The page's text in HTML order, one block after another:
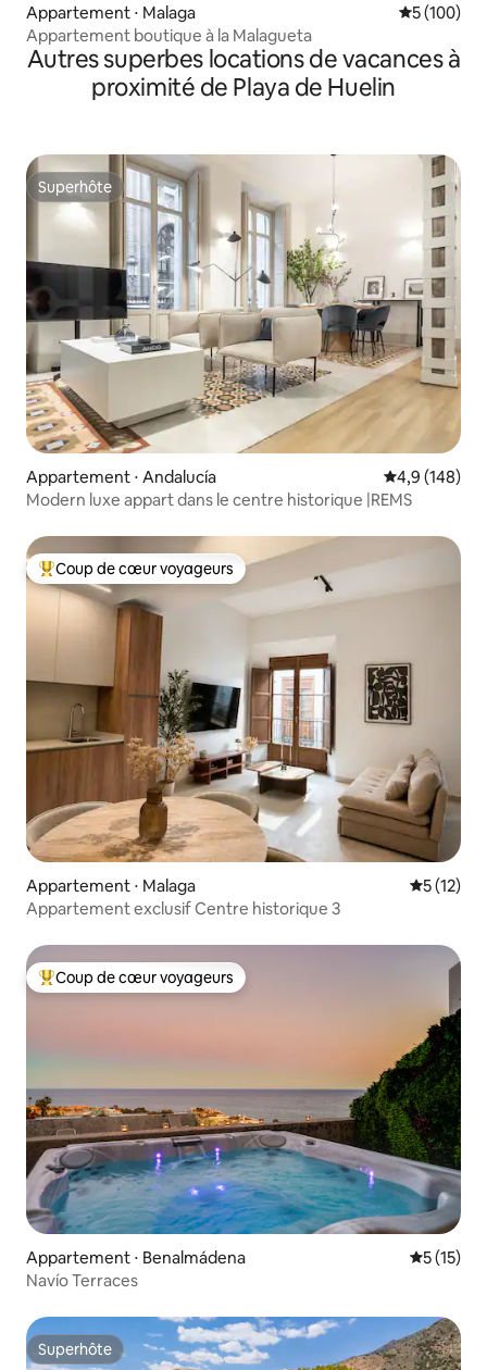
Appartement ⋅ Malaga Évaluation
5 (100)
Appartement boutique à la Malagueta
Autres superbes locations de vacances à
proximité de Playa de Huelin
Superhôte
Superhôte
Appartement ⋅ Andalucía Évaluation
4,9 (148)
Modern luxe appart dans le centre historique |REMS
Coups de cœur voyageurs les plus appréciés
Coup de cœur voyageurs
Appartement ⋅ Malaga
5 (12)
Appartement exclusif Centre historique 3
Coups de cœur voyageurs les plus appréciés
Coup de cœur voyageurs
Appartement ⋅ Benalmádena
5 (15)
Navío Terraces
Superhôte
Superhôte